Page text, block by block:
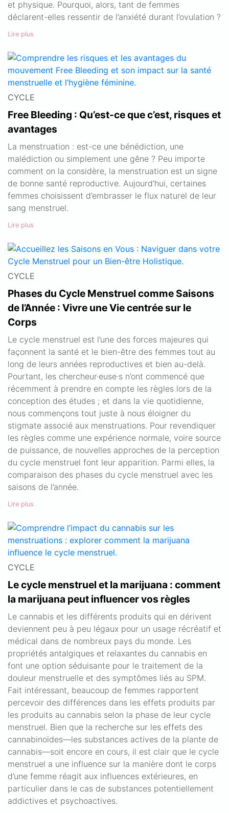
et physique. Pourquoi, alors, tant de femmes
déclarent-elles ressentir de l’anxiété durant l’ovulation ?
Lire plus
CYCLE
Free Bleeding : Qu’est-ce que c’est, risques et
avantages
La menstruation : est-ce une bénédiction, une
malédiction ou simplement une gêne ? Peu importe
comment on la considère, la menstruation est un signe
de bonne santé reproductive. Aujourd’hui, certaines
femmes choisissent d’embrasser le flux naturel de leur
sang menstruel.
Lire plus
CYCLE
Phases du Cycle Menstruel comme Saisons
de l’Année : Vivre une Vie centrée sur le
Corps
Le cycle menstruel est l’une des forces majeures qui
façonnent la santé et le bien-être des femmes tout au
long de leurs années reproductives et bien au-delà.
Pourtant, les chercheur·euse·s n’ont commencé que
récemment à prendre en compte les règles lors de la
conception des études ; et dans la vie quotidienne,
nous commençons tout juste à nous éloigner du
stigmate associé aux menstruations. Pour revendiquer
les règles comme une expérience normale, voire source
de puissance, de nouvelles approches de la perception
du cycle menstruel font leur apparition. Parmi elles, la
comparaison des phases du cycle menstruel avec les
saisons de l’année.
Lire plus
CYCLE
Le cycle menstruel et la marijuana : comment
la marijuana peut influencer vos règles
Le cannabis et les différents produits qui en dérivent
deviennent peu à peu légaux pour un usage récréatif et
médical dans de nombreux pays du monde. Les
propriétés antalgiques et relaxantes du cannabis en
font une option séduisante pour le traitement de la
douleur menstruelle et des symptômes liés au SPM.
Fait intéressant, beaucoup de femmes rapportent
percevoir des différences dans les effets produits par
les produits au cannabis selon la phase de leur cycle
menstruel. Bien que la recherche sur les effets des
cannabinoïdes—les substances actives de la plante de
cannabis—soit encore en cours, il est clair que le cycle
menstruel a une influence sur la manière dont le corps
d’une femme réagit aux influences extérieures, en
particulier dans le cas de substances potentiellement
addictives et psychoactives.